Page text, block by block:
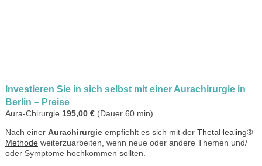
Investieren Sie in sich selbst mit einer Aurachirurgie in
Berlin – Preise
Aura-Chirurgie 195,00 € (Dauer 60 min).
Nach einer Aurachirurgieempfiehlt es sich mit der ThetaHealing®
Methodeweiterzuarbeiten, wenn neue oder andere Themen und/
oder Symptome hochkommen sollten.